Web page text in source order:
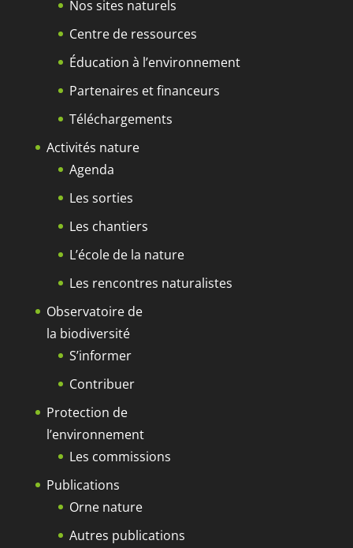
Nos sites naturels
Centre de ressources
Éducation à l’environnement
Partenaires et financeurs
Téléchargements
Activités nature
Agenda
Les sorties
Les chantiers
L’école de la nature
Les rencontres naturalistes
Observatoire de
la biodiversité
S’informer
Contribuer
Protection de
l’environnement
Les commissions
Publications
Orne nature
Autres publications